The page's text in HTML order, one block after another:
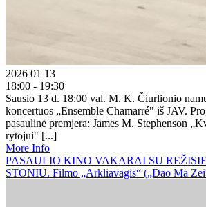
2026 01 13
18:00 - 19:30
Sausio 13 d. 18:00 val. M. K. Čiurlionio
koncertuos „Ensemble Chamarré" iš JAV.
pasaulinė premjera: James M. Stephenson
rytojui" [...]
More Info
PASAULIO KINO VAKARAI SU
STONIU. Filmo „Arkliavagis“ („Dao Ma